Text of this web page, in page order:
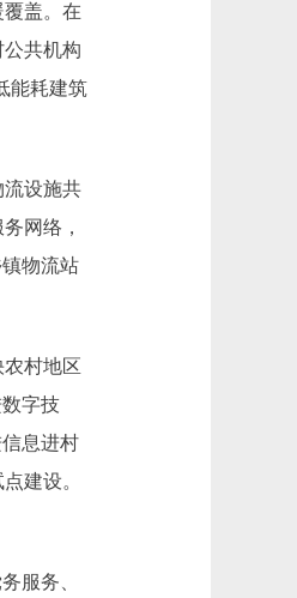
盖。在
共机构
能耗建筑
设施共
网络，
物流站
村地区
字技
息进村
建设。
服务、